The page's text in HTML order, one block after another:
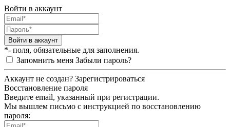
Войти в аккаунт
Войти в аккаунт
*- поля, обязательные для заполнения.
Запомнить меня Забыли пароль?
Аккаунт не создан? Зарегистрироваться
Восстановление пароля
Введите email, указанный при регистрации.
Мы вышлем письмо с инструкцией по восстановлению
пароля: